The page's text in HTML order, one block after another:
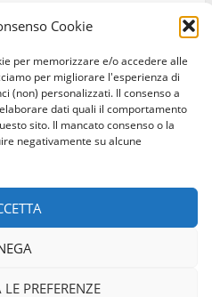
Cookie
per memorizzare e/o accedere alle
per migliorare l'esperienza di
(non) personalizzati. Il consenso a
dati quali il comportamento
sito. Il mancato consenso o la
negativamente su alcune
PREFERENZE
pubblico locale, trasferimento
terminal Riello dal 15 al 17
2023
Studenteschi di Atletica a
arrestano due giovani per
Cookie Policy Contatti
Instagram
Twitter
90148040562 - N° iscrizione
i diritti riservati